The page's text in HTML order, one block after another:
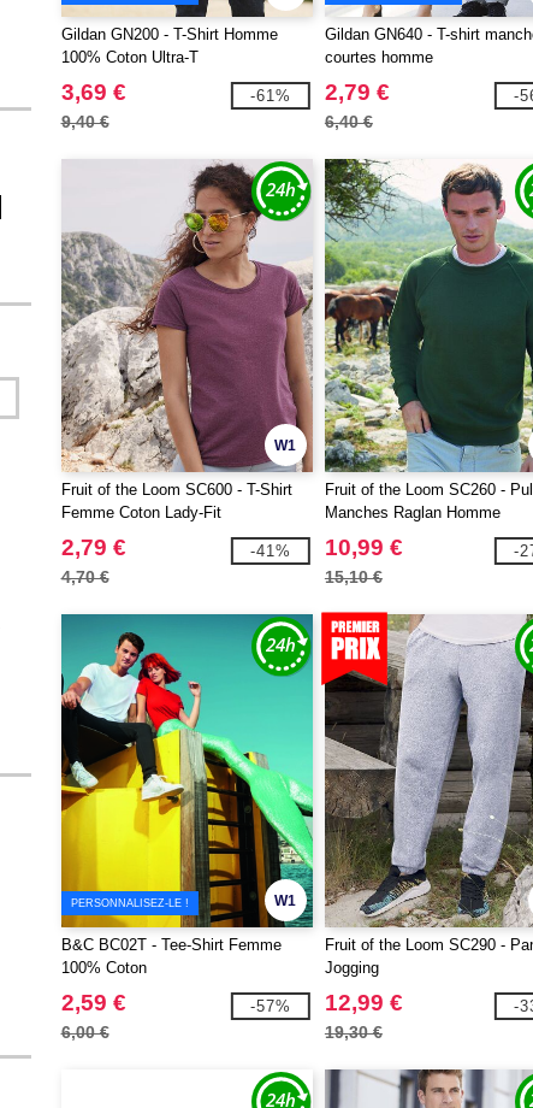
Gildan GN200 - T-Shirt Homme
100% Coton Ultra-T
3,69 €
9,40 €
-61%
Gildan GN640 - T-shirt
courtes homme
2,79 €
6,40 €
-
W1
Fruit of the Loom SC600 - T-Shirt
Femme Coton Lady-Fit
2,79 €
4,70 €
-41%
Fruit of the Loom SC260 -
Manches Raglan Homme
10,99 €
15,10 €
-
W1
PERSONNALISEZ-LE !
B&C BC02T - Tee-Shirt Femme
100% Coton
2,59 €
6,00 €
-57%
Fruit of the Loom SC290 -
Jogging
12,99 €
19,30 €
-